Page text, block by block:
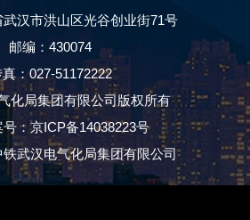
汉市洪山区光谷创业街71号
邮编：430074
：027-51172222
化局集团有限公司版权所有
号：京ICP备14038223号
铁武汉电气化局集团有限公司